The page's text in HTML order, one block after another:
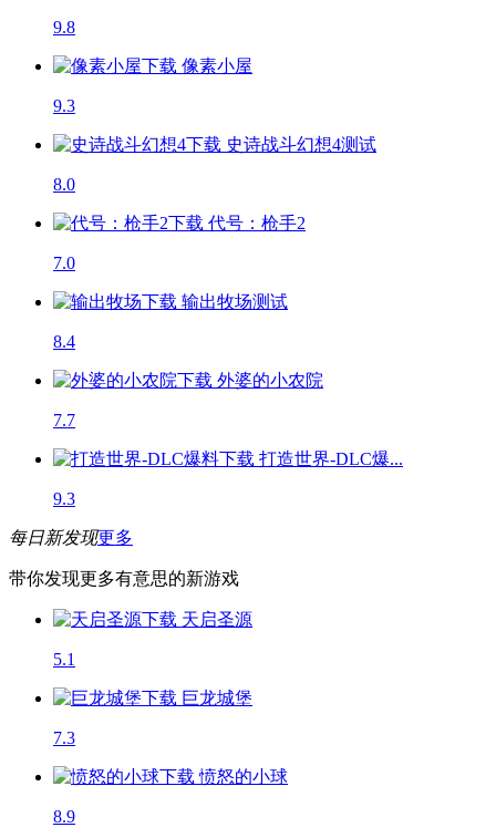
9.8
像素小屋
9.3
史诗战斗幻想4测试
8.0
代号：枪手2
7.0
输出牧场测试
8.4
外婆的小农院
7.7
打造世界-DLC爆...
9.3
每日新发现更多
带你发现更多有意思的新游戏
天启圣源
5.1
巨龙城堡
7.3
愤怒的小球
8.9